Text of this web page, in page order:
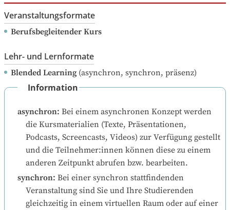
Veranstaltungsformate
Berufsbegleitender Kurs
Lehr- und Lernformate
Blended Learning(asynchron, synchron, präsenz)
Information
asynchron: Bei einem asynchronen Konzept werden
die Kursmaterialien (Texte, Präsentationen,
Podcasts, Screencasts, Videos) zur Verfügung gestellt
und die Teilnehmer:innen können diese zu einem
anderen Zeitpunkt abrufen bzw. bearbeiten.
synchron: Bei einer synchron stattfindenden
Veranstaltung sind Sie und Ihre Studierenden
gleichzeitig in einem virtuellen Raum oder auf einer